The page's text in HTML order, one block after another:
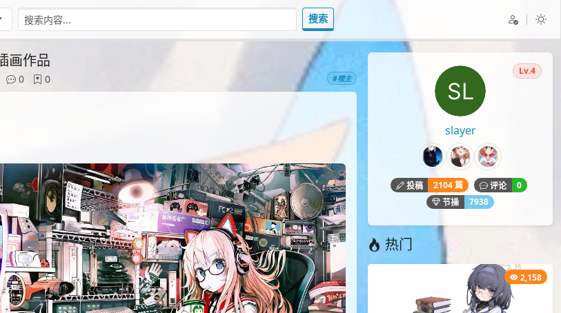
搜索
画作品
0 0 #楼主
slayer
Lv.4
投稿 2104 篇 评论
0
节操
7938
热门
2,158